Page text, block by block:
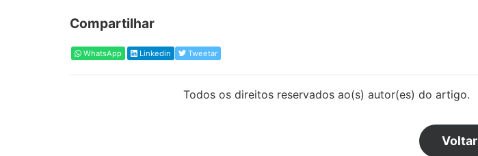
Compartilhar
WhatsApp Linkedin Tweetar
Todos os direitos reservados ao(s) autor(es) do artigo.
Voltar